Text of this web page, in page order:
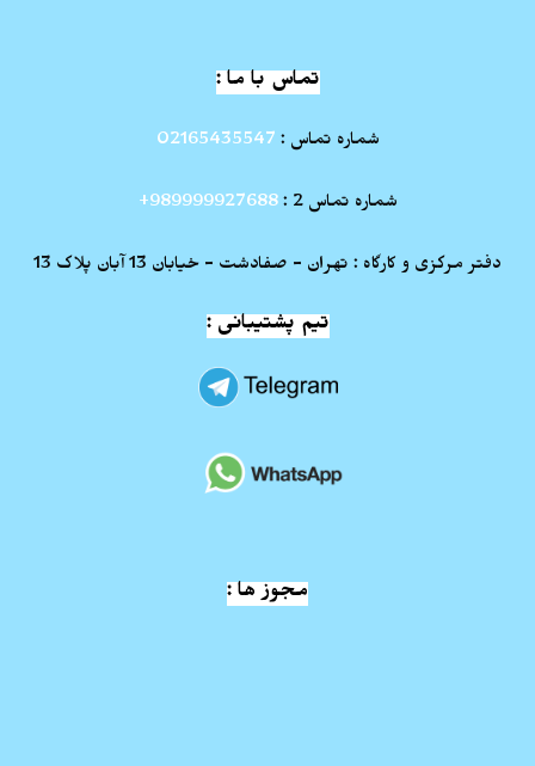
تماس با ما :
شماره تماس : 02165435547
شماره تماس 2 : 989999927688+
دفتر مرکزی و کارگاه : تهران - صفادشت - خیابان 13 آبان پلاک 13
تیم پشتیبانی :
مجوز ها :